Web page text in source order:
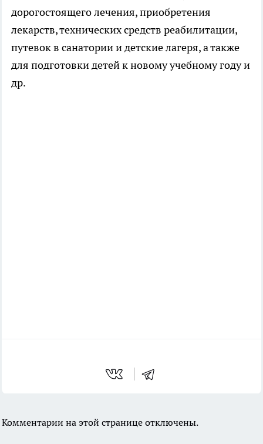
дорогостоящего лечения, приобретения
лекарств, технических средств реабилитации,
путевок в санатории и детские лагеря, а также
для подготовки детей к новому учебному году и
др.
Комментарии на этой странице отключены.